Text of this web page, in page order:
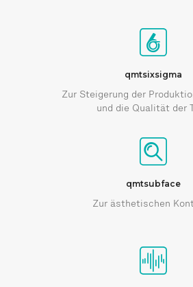
qmtsixsigma
Zur Steigerung der
und die Qualität der
qmtsubface
Zur ästhetischen